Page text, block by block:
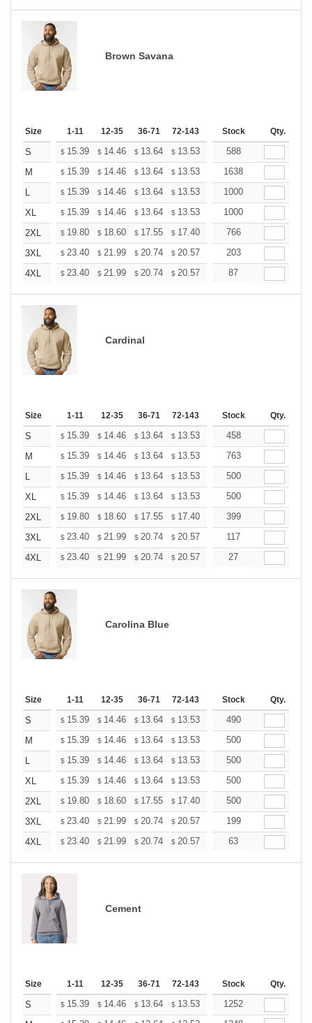
Brown Savana
Size 1-11 12-35 36-71 72-143 144-287 288 + More
Stock Qty.
S $ 15.39 $ 14.46 $ 13.64 $ 13.53 13.29
588
M
$ 15.39 $ 14.46 $ 13.64 $ 13.53 13.29
1638
L
$ 15.39 $ 14.46 $ 13.64 $ 13.53 13.29
1000
XL
$ 15.39 $ 14.46 $ 13.64 $ 13.53 13.29
1000
2XL
$ 19.80 $ 18.60 $ 17.55 $ 17.40 17.10
766
3XL
$ 23.40 $ 21.99 $ 20.74 $ 20.57 20.21
203
4XL
$ 23.40 $ 21.99 $ 20.74 $ 20.57 20.21
87
Cardinal
Size 1-11 12-35 36-71 72-143 144-287 288 + More
Stock Qty.
S $ 15.39 $ 14.46 $ 13.64 $ 13.53 13.29
458
M
$ 15.39 $ 14.46 $ 13.64 $ 13.53 13.29
763
L
$ 15.39 $ 14.46 $ 13.64 $ 13.53 13.29
500
XL
$ 15.39 $ 14.46 $ 13.64 $ 13.53 13.29
500
2XL
$ 19.80 $ 18.60 $ 17.55 $ 17.40 17.10
399
3XL
$ 23.40 $ 21.99 $ 20.74 $ 20.57 20.21
117
4XL
$ 23.40 $ 21.99 $ 20.74 $ 20.57 20.21
27
Carolina Blue
Size 1-11 12-35 36-71 72-143 144-287 288 + More
Stock Qty.
S $ 15.39 $ 14.46 $ 13.64 $ 13.53 13.29
490
M
$ 15.39 $ 14.46 $ 13.64 $ 13.53 13.29
500
L
$ 15.39 $ 14.46 $ 13.64 $ 13.53 13.29
500
XL
$ 15.39 $ 14.46 $ 13.64 $ 13.53 13.29
500
2XL
$ 19.80 $ 18.60 $ 17.55 $ 17.40 17.10
500
3XL
$ 23.40 $ 21.99 $ 20.74 $ 20.57 20.21
199
4XL
$ 23.40 $ 21.99 $ 20.74 $ 20.57 20.21
63
Cement
Size 1-11 12-35 36-71 72-143 144-287 288 + More
Stock Qty.
S $ 15.39 $ 14.46 $ 13.64 $ 13.53 13.29
1252